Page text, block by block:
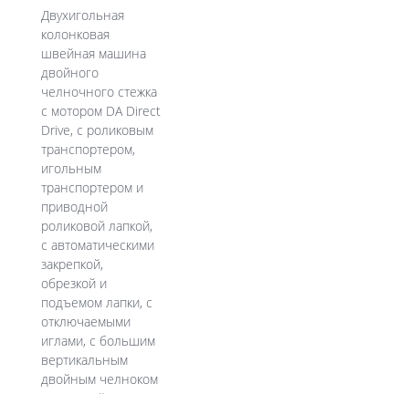
Двухигольная
колонковая
швейная машина
двойного
челночного стежка
c мотором DA Direct
Drive, с роликовым
транспортером,
игольным
транспортером и
приводной
роликовой лапкой,
с автоматическими
закрепкой,
обрезкой и
подъемом лапки, с
отключаемыми
иглами, с большим
вертикальным
двойным челноком